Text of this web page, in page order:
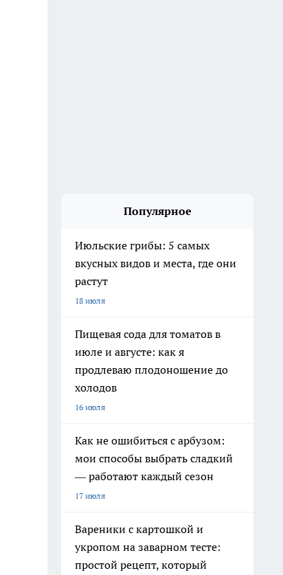
Популярное
Июльские грибы: 5 самых
вкусных видов и места, где они
растут
18 июля
Пищевая сода для томатов в
июле и августе: как я
продлеваю плодоношение до
холодов
16 июля
Как не ошибиться с арбузом:
мои способы выбрать сладкий
— работают каждый сезон
17 июля
Вареники с картошкой и
укропом на заварном тесте:
простой рецепт, который